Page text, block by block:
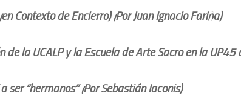
Contexto de Encierro) (Por Juan Ignacio Fariña)
de la UCALP y la Escuela de Arte Sacro en la
ser “hermanos” (Por Sebastián Iaconis)